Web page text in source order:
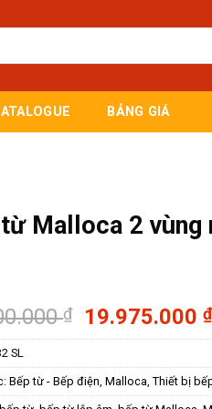
BẢNG GIÁ
Malloca 2 vùng
₫
Giá
gốc
23.500.000
19.975.000₫
SL
Bếp từ - Bếp điện,Malloca,Thiết bị